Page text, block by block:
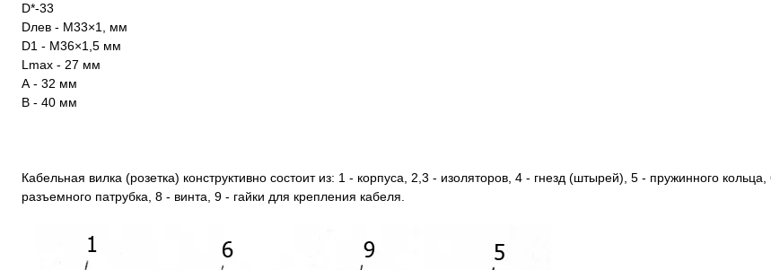
D*-33
Dлев - М33×1, мм
D1 - М36×1,5 мм
Lmax - 27 мм
А - 32 мм
В - 40 мм
Кабельная вилка (розетка) конструктивно состоит из: 1 - корпуса, 2,3 - изоляторов, 4 - гнезд (штырей), 5 - пружинного
разъемного патрубка, 8 - винта, 9 - гайки для крепления кабеля.